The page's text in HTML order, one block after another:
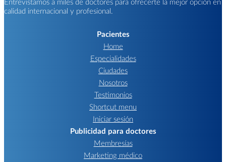
calidad internacional y profesional.
Pacientes
Home
Especialidades
Ciudades
Nosotros
Testimonios
Shortcut menu
Iniciar sesión
Publicidad para doctores
Membresías
Marketing médico